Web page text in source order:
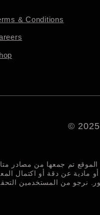
& Conditions
©
تم جمعها من مصادر
أو مادية عن دقة أو اكتمال
نرجو من المستخدمين